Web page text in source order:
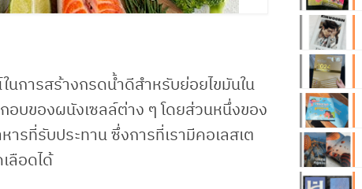
นการสร้างกรดน้ำดีสำหรับย่อยไขมันใน
อบของผนังเซลล์ต่าง ๆ โดยส่วนหนึ่งของ
รที่รับประทาน ซึ่งการที่เรามีคอเลสเต
ลือดได้